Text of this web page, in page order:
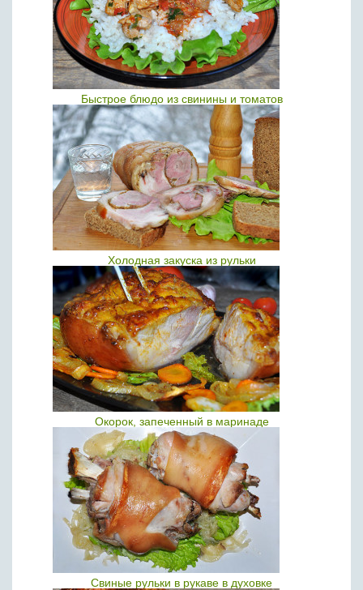
Быстрое блюдо из свинины и томатов
Холодная закуска из рульки
Окорок, запеченный в маринаде
Свиные рульки в рукаве в духовке